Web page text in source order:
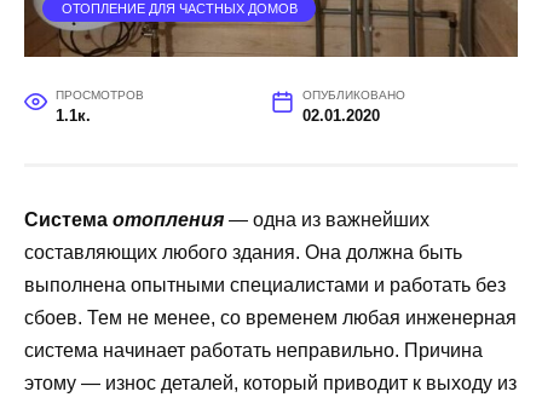
ОТОПЛЕНИЕ ДЛЯ ЧАСТНЫХ ДОМОВ
ПРОСМОТРОВ
1.1к.
ОПУБЛИКОВАНО
02.01.2020
Система отопления — одна из важнейших
составляющих любого здания. Она должна быть
выполнена опытными специалистами и работать без
сбоев. Тем не менее, со временем любая инженерная
система начинает работать неправильно. Причина
этому — износ деталей, который приводит к выходу из